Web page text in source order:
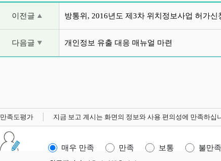
이전글 방통위, 2016년도 제3차 위치정보사업 허가신
다음글 개인정보 유출 대응 매뉴얼 마련
만족도평가 지금 보고 계시는 화면의 정보와 사용 편의성에 만족하십
매우 만족 만족 보통 불만족